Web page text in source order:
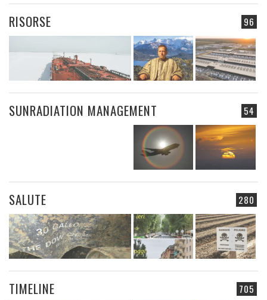
96
RISORSE
54
SUNRADIATION MANAGEMENT
280
SALUTE
705
TIMELINE